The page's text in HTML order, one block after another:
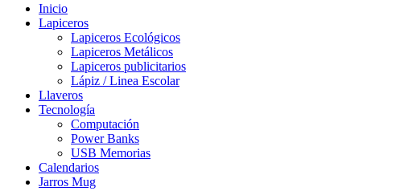
Inicio
Lapiceros
Lapiceros Ecológicos
Lapiceros Metálicos
Lapiceros publicitarios
Lápiz / Linea Escolar
Llaveros
Tecnología
Computación
Power Banks
USB Memorias
Calendarios
Jarros Mug